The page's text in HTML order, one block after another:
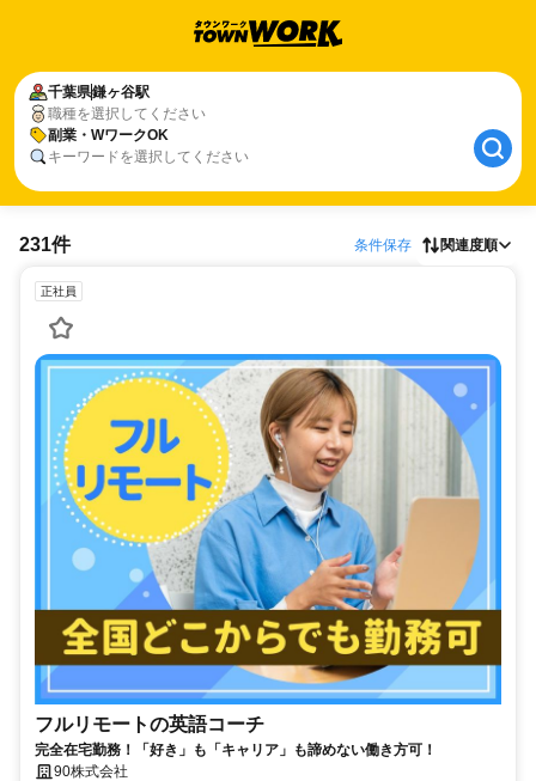
千葉県鎌ヶ谷駅
職種を選択してください
副業・WワークOK
キーワードを選択してください
231件 条件保存 関連度順
正社員
フルリモートの英語コーチ
完全在宅勤務！「好き」も「キャリア」も諦めない働き方可！
90株式会社